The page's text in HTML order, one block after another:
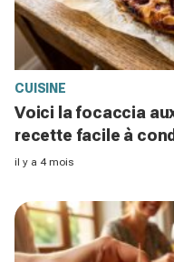
CUISINE
Voici la focaccia
recette facile à
interdit
il y a 4 mois